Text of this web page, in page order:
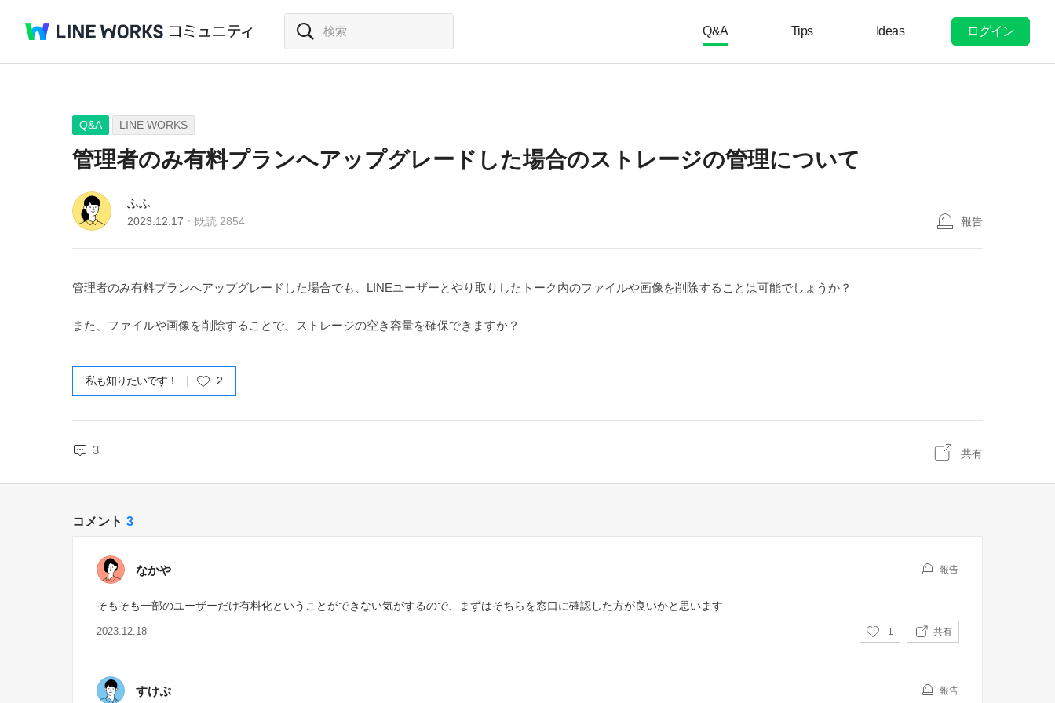
Q&A Tips Ideas ログイン
Q&A LINE WORKS
管理者のみ有料プランへアップグレードした場合のストレージの管理について
ふふ
2023.12.17 既読 2854 報告
管理者のみ有料プランへアップグレードした場合でも、LINEユーザーとやり取りしたトーク内のファイルや画像を削除することは可能でしょうか？
また、ファイルや画像を削除することで、ストレージの空き容量を確保できますか？
私も知りたいです！ 2
3 共有
コメント 3
なかや 報告
そもそも一部のユーザーだけ有料化ということができない気がするので、まずはそちらを窓口に確認した方が良いかと思います
2023.12.18
い
1 共有
すけぷ 報告